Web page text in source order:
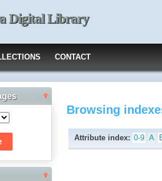
Digital Library
CONTACT
Browsing
Attribute index: 0-9 A